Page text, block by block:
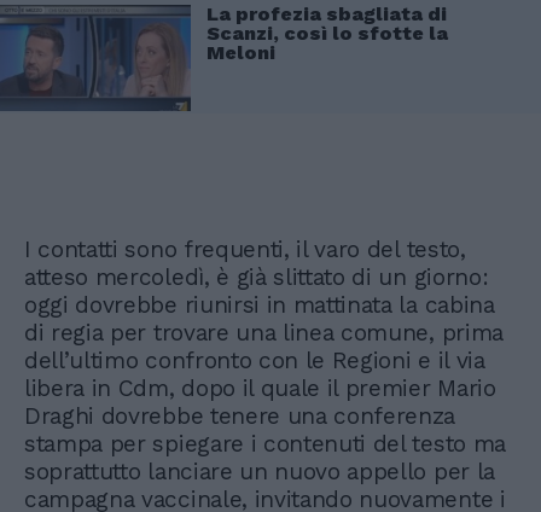
La profezia sbagliata di
Scanzi, così lo sfotte la
Meloni
I contatti sono frequenti, il varo del testo,
atteso mercoledì, è già slittato di un giorno:
oggi dovrebbe riunirsi in mattinata la cabina
di regia per trovare una linea comune, prima
dell’ultimo confronto con le Regioni e il via
libera in Cdm, dopo il quale il premier Mario
Draghi dovrebbe tenere una conferenza
stampa per spiegare i contenuti del testo ma
soprattutto lanciare un nuovo appello per la
campagna vaccinale, invitando nuovamente i